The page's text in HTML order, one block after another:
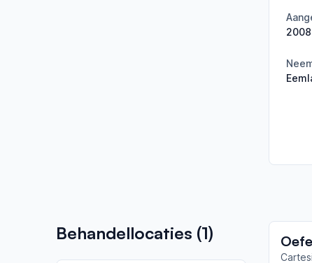
2008
Behandellocaties (1)